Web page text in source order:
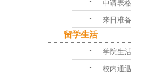
･ 申请表格
･ 来日准备
留学生活
･ 学院生活
･ 校内通迅